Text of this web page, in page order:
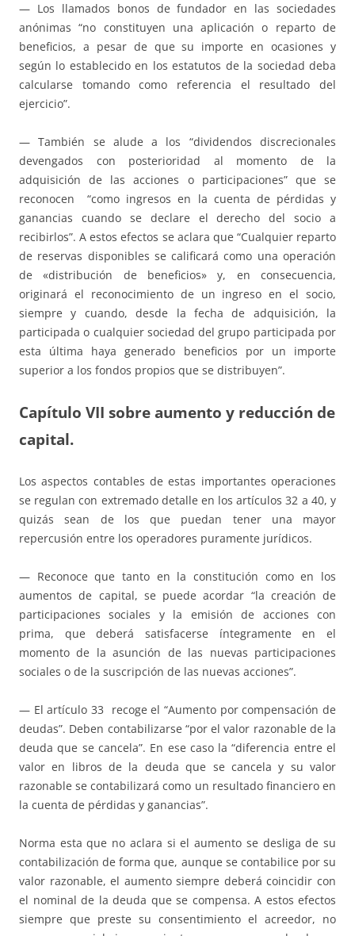
— Los llamados bonos de fundador en las sociedades
anónimas “no constituyen una aplicación o reparto de
beneficios, a pesar de que su importe en ocasiones y
según lo establecido en los estatutos de la sociedad deba
calcularse tomando como referencia el resultado del
ejercicio”.
— También se alude a los “dividendos discrecionales
devengados con posterioridad al momento de la
adquisición de las acciones o participaciones” que se
reconocen “como ingresos en la cuenta de pérdidas y
ganancias cuando se declare el derecho del socio a
recibirlos”. A estos efectos se aclara que “Cualquier reparto
de reservas disponibles se calificará como una operación
de «distribución de beneficios» y, en consecuencia,
originará el reconocimiento de un ingreso en el socio,
siempre y cuando, desde la fecha de adquisición, la
participada o cualquier sociedad del grupo participada por
esta última haya generado beneficios por un importe
superior a los fondos propios que se distribuyen”.
Capítulo VII sobre aumento y reducción de
capital.
Los aspectos contables de estas importantes operaciones
se regulan con extremado detalle en los artículos 32 a 40, y
quizás sean de los que puedan tener una mayor
repercusión entre los operadores puramente jurídicos.
— Reconoce que tanto en la constitución como en los
aumentos de capital, se puede acordar “la creación de
participaciones sociales y la emisión de acciones con
prima, que deberá satisfacerse íntegramente en el
momento de la asunción de las nuevas participaciones
sociales o de la suscripción de las nuevas acciones”.
— El artículo 33 recoge el “Aumento por compensación de
deudas”. Deben contabilizarse “por el valor razonable de la
deuda que se cancela”. En ese caso la “diferencia entre el
valor en libros de la deuda que se cancela y su valor
razonable se contabilizará como un resultado financiero en
la cuenta de pérdidas y ganancias”.
Norma esta que no aclara si el aumento se desliga de su
contabilización de forma que, aunque se contabilice por su
valor razonable, el aumento siempre deberá coincidir con
el nominal de la deuda que se compensa. A estos efectos
siempre que preste su consentimiento el acreedor, no